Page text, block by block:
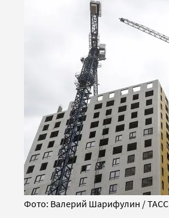
Фото: Валерий Шарифулин / ТАСС